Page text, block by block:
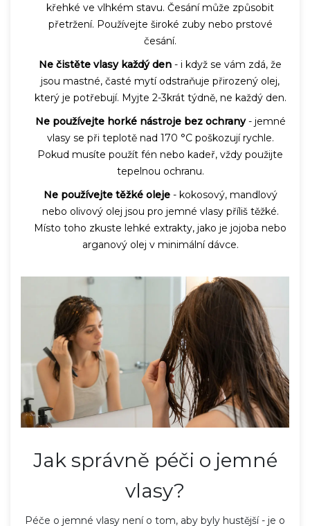
křehké ve vlhkém stavu. Česání může způsobit
přetržení. Používejte široké zuby nebo prstové
česání.
Ne čistěte vlasy každý den - i když se vám zdá, že
jsou mastné, časté mytí odstraňuje přirozený olej,
který je potřebují. Myjte 2-3krát týdně, ne každý den.
Ne používejte horké nástroje bez ochrany- jemné
vlasy se při teplotě nad 170 °C poškozují rychle.
Pokud musíte použít fén nebo kadeř, vždy použijte
tepelnou ochranu.
Ne používejte těžké oleje- kokosový, mandlový
nebo olivový olej jsou pro jemné vlasy příliš těžké.
Místo toho zkuste lehké extrakty, jako je jojoba nebo
arganový olej v minimální dávce.
Jak správně péči o jemné
vlasy?
Péče o jemné vlasy není o tom, aby byly hustější - je o